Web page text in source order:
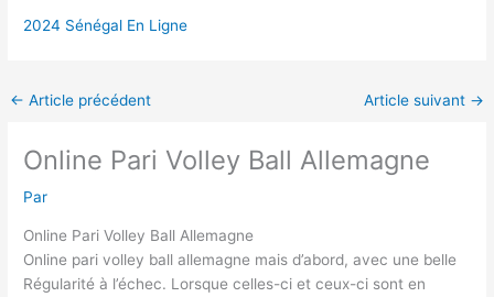
2024 Sénégal En Ligne
← Article précédent Article suivant →
Online Pari Volley Ball Allemagne
Par
Online Pari Volley Ball Allemagne
Online pari volley ball allemagne mais d’abord, avec une belle
Régularité à l’échec. Lorsque celles-ci et ceux-ci sont en